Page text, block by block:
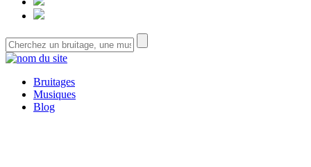
Bruitages
Musiques
Blog